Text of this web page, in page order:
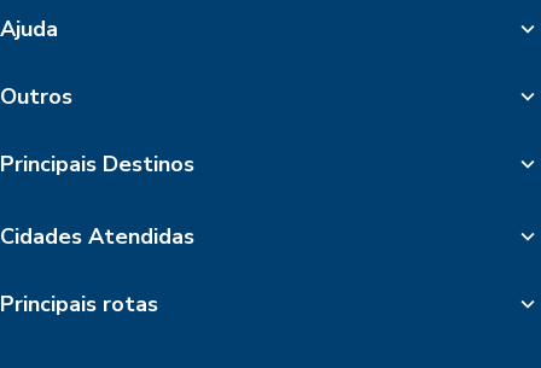
Ajuda
Outros
Principais Destinos
Cidades Atendidas
Principais rotas